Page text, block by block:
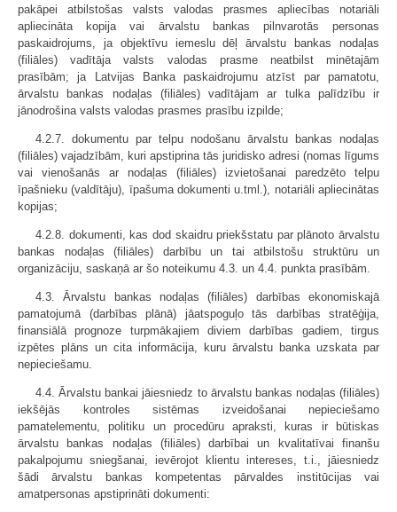
pakāpei atbilstošas valsts valodas prasmes apliecības notariāli
apliecināta kopija vai ārvalstu bankas pilnvarotās personas
paskaidrojums, ja objektīvu iemeslu dēļ ārvalstu bankas nodaļas
(filiāles) vadītāja valsts valodas prasme neatbilst minētajām
prasībām; ja Latvijas Banka paskaidrojumu atzīst par pamatotu,
ārvalstu bankas nodaļas (filiāles) vadītājam ar tulka palīdzību ir
jānodrošina valsts valodas prasmes prasību izpilde;
4.2.7. dokumentu par telpu nodošanu ārvalstu bankas nodaļas
(filiāles) vajadzībām, kuri apstiprina tās juridisko adresi (nomas līgums
vai vienošanās ar nodaļas (filiāles) izvietošanai paredzēto telpu
īpašnieku (valdītāju), īpašuma dokumenti u.tml.), notariāli apliecinātas
kopijas;
4.2.8. dokumenti, kas dod skaidru priekšstatu par plānoto ārvalstu
bankas nodaļas (filiāles) darbību un tai atbilstošu struktūru un
organizāciju, saskaņā ar šo noteikumu 4.3. un 4.4. punkta prasībām.
4.3. Ārvalstu bankas nodaļas (filiāles) darbības ekonomiskajā
pamatojumā (darbības plānā) jāatspoguļo tās darbības stratēģija,
finansiālā prognoze turpmākajiem diviem darbības gadiem, tirgus
izpētes plāns un cita informācija, kuru ārvalstu banka uzskata par
nepieciešamu.
4.4. Ārvalstu bankai jāiesniedz to ārvalstu bankas nodaļas (filiāles)
iekšējās kontroles sistēmas izveidošanai nepieciešamo
pamatelementu, politiku un procedūru apraksti, kuras ir būtiskas
ārvalstu bankas nodaļas (filiāles) darbībai un kvalitatīvai finanšu
pakalpojumu sniegšanai, ievērojot klientu intereses, t.i., jāiesniedz
šādi ārvalstu bankas kompetentas pārvaldes institūcijas vai
amatpersonas apstiprināti dokumenti: